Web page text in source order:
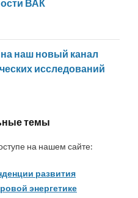
ВАК
наш новый канал
исследований
темы
на нашем сайте:
развития
энергетике